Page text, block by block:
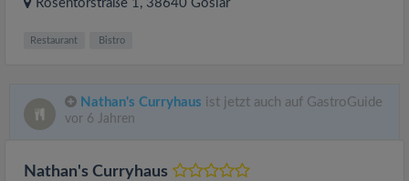
Rosentorstraße 1, 38640 Goslar
Restaurant Bistro
Nathan's Curryhaus ist jetzt auch auf GastroGuide
vor 6 Jahren
Nathan's Curryhaus